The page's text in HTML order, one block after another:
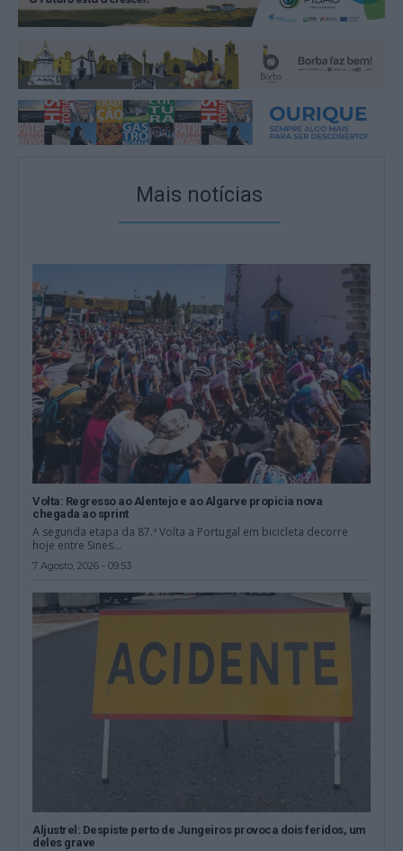
Mais notícias
Volta: Regresso ao Alentejo e ao Algarve propicia nova
chegada ao sprint
A segunda etapa da 87.ª Volta a Portugal em bicicleta decorre
hoje entre Sines...
7 Agosto, 2026 - 09:53
Aljustrel: Despiste perto de Jungeiros provoca dois feridos, um
deles grave